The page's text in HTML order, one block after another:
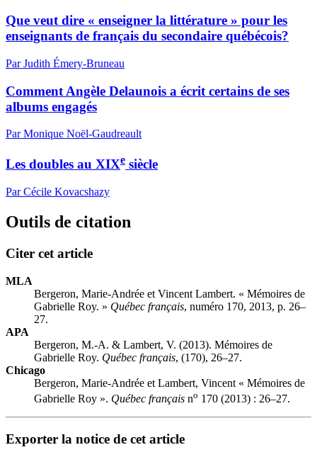
Que veut dire « enseigner la littérature » pour les
enseignants de français du secondaire québécois?
Par Judith Émery-Bruneau
Comment Angèle Delaunois a écrit certains de ses
albums engagés
Par Monique Noël-Gaudreault
Les doubles au XIXe siècle
Par Cécile Kovacshazy
Outils de citation
Citer cet article
MLA
Bergeron, Marie-Andrée et Vincent Lambert. « Mémoires de
Gabrielle Roy. » Québec français, numéro 170, 2013, p. 26–
27.
APA
Bergeron, M.-A. & Lambert, V. (2013). Mémoires de
Gabrielle Roy. Québec français, (170), 26–27.
Chicago
Bergeron, Marie-Andrée et Lambert, Vincent « Mémoires de
Gabrielle Roy ». Québec français no 170 (2013) : 26–27.
Exporter la notice de cet article